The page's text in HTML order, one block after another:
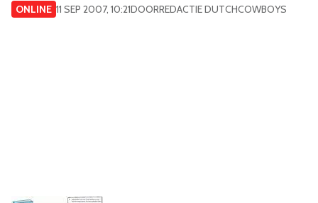
ONLINE 11 SEP 2007, 10:21DOORREDACTIE DUTCHCOWBOYS